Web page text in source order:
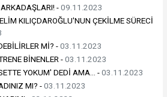
-09.11.2023
KILIÇDAROĞLU'NUN ÇEKİLME SÜRECİ
Mİ? -03.11.2023
BİNENLER -03.11.2023
YOKUM' DEDİ AMA… -03.11.2023
MI? -03.11.2023